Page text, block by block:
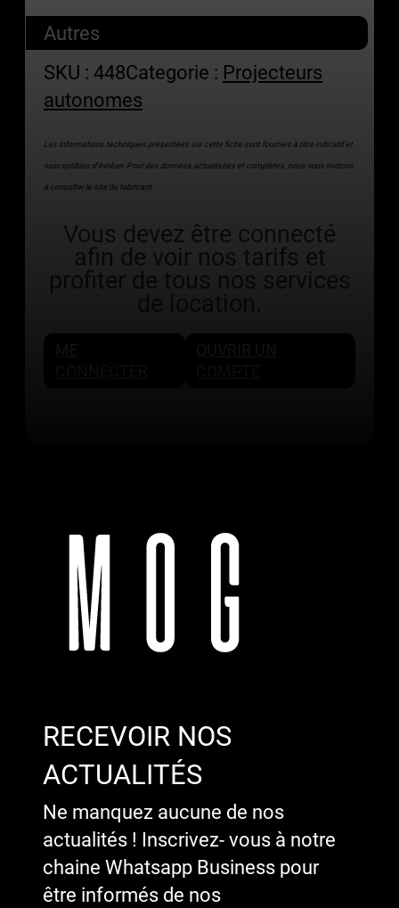
Autres
SKU : 448Categorie : Projecteurs
autonomes
Les informations techniques présentées sur cette fiche sont fournies à titre indicatif et
susceptibles d’évoluer. Pour des données actualisées et complètes, nous vous invitons
à consulter le site du fabricant.
Vous devez être connecté
afin de voir nos tarifs et
profiter de tous nos services
RECEVOIR NOS
ACTUALITÉS
Ne manquez aucune de nos
actualités ! Inscrivez- vous à notre
chaine Whatsapp Business pour
être informés de nos